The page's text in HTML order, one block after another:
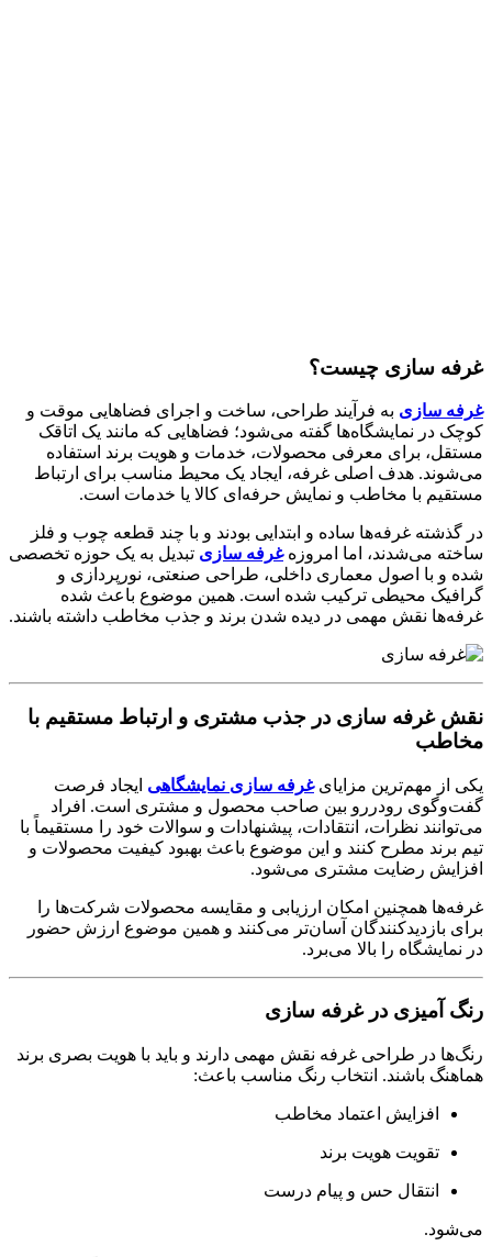
غرفه سازی چیست؟
غرفه سازی به فرآیند طراحی، ساخت و اجرای فضاهایی موقت و
کوچک در نمایشگاه‌ها گفته می‌شود؛ فضاهایی که مانند یک اتاقک
مستقل، برای معرفی محصولات، خدمات و هویت برند استفاده
می‌شوند. هدف اصلی غرفه، ایجاد یک محیط مناسب برای ارتباط
مستقیم با مخاطب و نمایش حرفه‌ای کالا یا خدمات است.
در گذشته غرفه‌ها ساده و ابتدایی بودند و با چند قطعه چوب و فلز
ساخته می‌شدند، اما امروزهغرفه سازی تبدیل به یک حوزه تخصصی
شده و با اصول معماری داخلی، طراحی صنعتی، نورپردازی و
گرافیک محیطی ترکیب شده است. همین موضوع باعث شده
غرفه‌ها نقش مهمی در دیده‌ شدن برند و جذب مخاطب داشته باشند.
نقش غرفه سازی در جذب مشتری و ارتباط مستقیم با
مخاطب
یکی از مهم‌ترین مزایایغرفه سازی نمایشگاهی ایجاد فرصت
گفت‌وگوی رودررو بین صاحب محصول و مشتری است. افراد
می‌توانند نظرات، انتقادات، پیشنهادات و سوالات خود را مستقیماً با
تیم برند مطرح کنند و این موضوع باعث بهبود کیفیت محصولات و
افزایش رضایت مشتری می‌شود.
غرفه‌ها همچنین امکان ارزیابی و مقایسه محصولات شرکت‌ها را
برای بازدیدکنندگان آسان‌تر می‌کنند و همین موضوع ارزش حضور
در نمایشگاه را بالا می‌برد.
رنگ آمیزی در غرفه سازی
رنگ‌ها در طراحی غرفه نقش مهمی دارند و باید با هویت بصری برند
هماهنگ باشند. انتخاب رنگ مناسب باعث:
افزایش اعتماد مخاطب
تقویت هویت برند
انتقال حس و پیام درست
می‌شود.